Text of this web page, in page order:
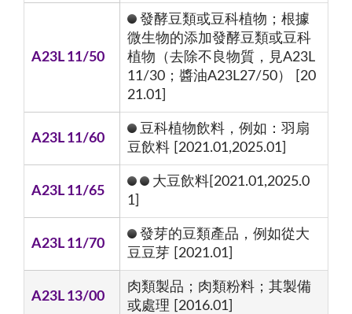
A23L 11/50
發酵豆類或豆科植物；根據
微生物的添加發酵豆類或豆科
植物（去除不良物質，見A23L
11/30；醬油A23L27/50） [20
21.01]
A23L 11/60
豆科植物飲料，例如：羽扇
豆飲料 [2021.01,2025.01]
A23L 11/65
大豆飲料[2021.01,2025.0
1]
A23L 11/70
發芽的豆類產品，例如從大
豆豆芽 [2021.01]
A23L 13/00
肉類製品；肉類粉料；其製備
或處理 [2016.01]